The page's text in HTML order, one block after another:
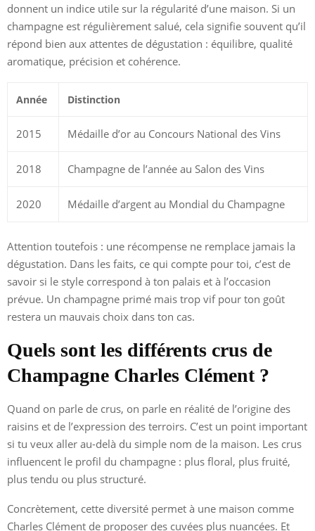
donnent un indice utile sur la régularité d’une maison. Si un
champagne est régulièrement salué, cela signifie souvent qu’il
répond bien aux attentes de dégustation : équilibre, qualité
aromatique, précision et cohérence.
Année Distinction
2015 Médaille d’or au Concours National des Vins
2018 Champagne de l’année au Salon des Vins
2020 Médaille d’argent au Mondial du Champagne
Attention toutefois : une récompense ne remplace jamais la
dégustation. Dans les faits, ce qui compte pour toi, c’est de
savoir si le style correspond à ton palais et à l’occasion
prévue. Un champagne primé mais trop vif pour ton goût
restera un mauvais choix dans ton cas.
Quels sont les différents crus de
Champagne Charles Clément ?
Quand on parle de crus, on parle en réalité de l’origine des
raisins et de l’expression des terroirs. C’est un point important
si tu veux aller au-delà du simple nom de la maison. Les crus
influencent le profil du champagne : plus floral, plus fruité,
plus tendu ou plus structuré.
Concrètement, cette diversité permet à une maison comme
Charles Clément de proposer des cuvées plus nuancées. Et